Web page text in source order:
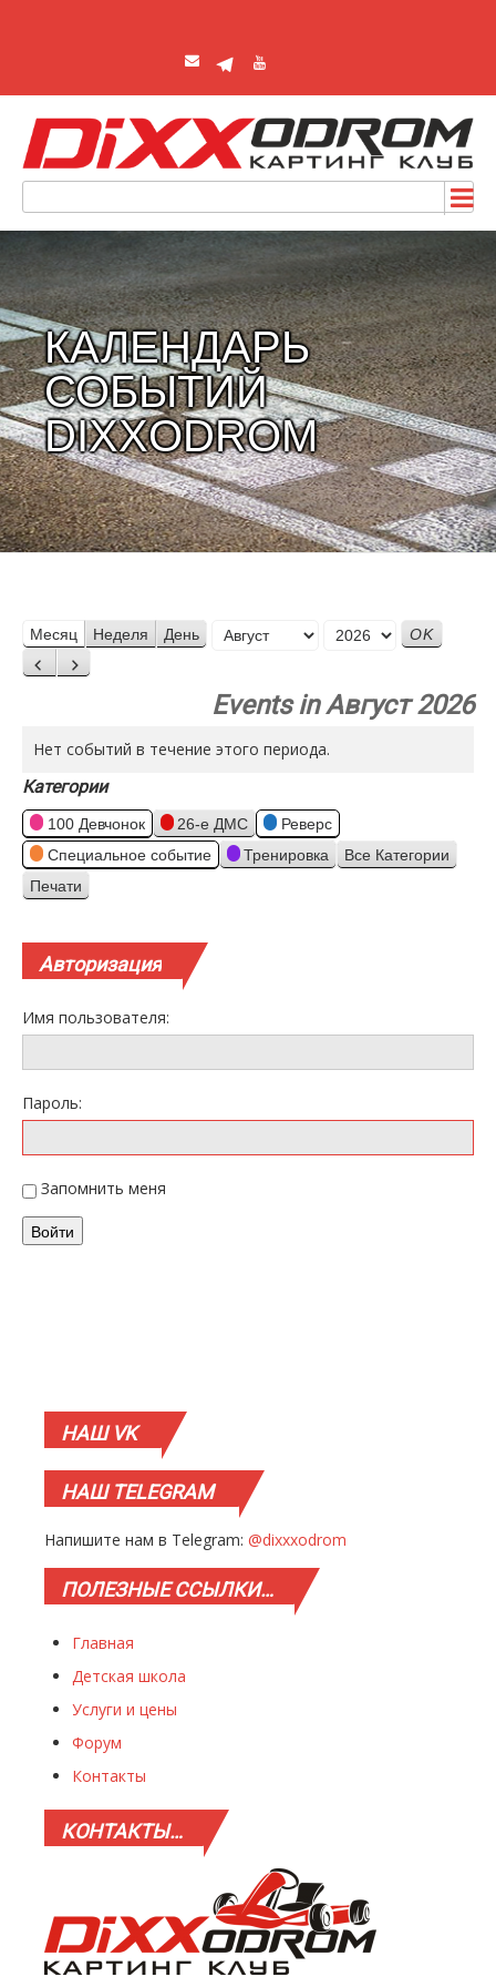
КАЛЕНДАРЬ
СОБЫТИЙ
DIXXODROM
Месяц Неделя День
Месяц
Назад
Вперед
Events in Август 2026
Нет событий в течение этого периода.
Категории
100 Девчонок 26-е ДМС
Реверс
Специальное событие
Тренировка Все Категории
Просмотр
Печати
Авторизация
Имя пользователя:
Пароль:
Запомнить меня
Войти
НАШVK
НАШTELEGRAM
Напишите нам в Telegram: @dixxxodrom
ПОЛЕЗНЫЕССЫЛКИ…
Главная
Детская школа
Услуги и цены
Форум
Контакты
КОНТАКТЫ…